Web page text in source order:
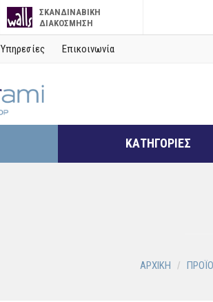
ΣΚΑΝΔΙΝΑΒΙΚΗ
ΔΙΑΚΟΣΜΗΣΗ
Υπηρεσίες Επικοινωνία
ΚΑΤΗΓΟΡΙΕΣ
ΑΡΧΙΚΗ